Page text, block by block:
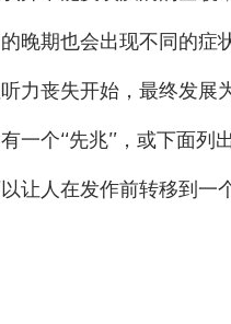
晚期也会出现不同的症
力丧失开始，最终发展
一个“先兆”，或下面列
让人在发作前转移到一